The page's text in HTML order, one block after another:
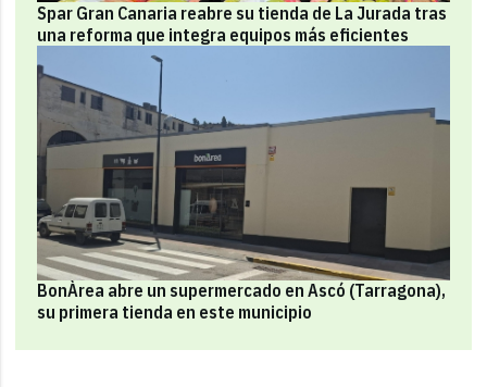
Spar Gran Canaria reabre su tienda de La Jurada tras
una reforma que integra equipos más eficientes
BonÀrea abre un supermercado en Ascó (Tarragona),
su primera tienda en este municipio